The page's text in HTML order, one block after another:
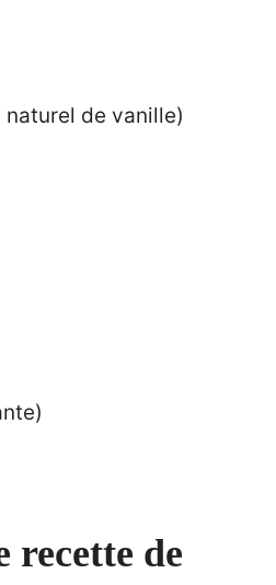
de vanille)
recette de